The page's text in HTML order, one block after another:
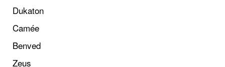
Dukaton
Camée
Benved
Zeus